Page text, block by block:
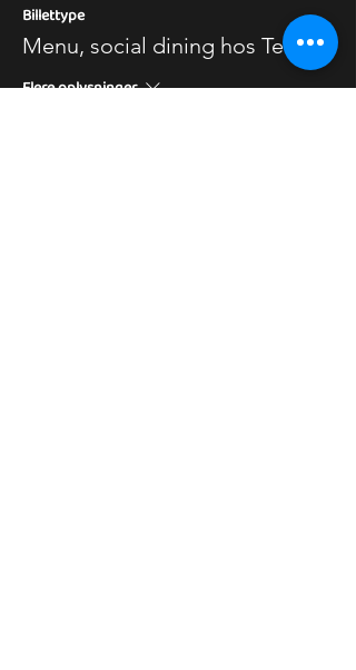
Billettype
Menu, social dining hos Teddy
Flere oplysninger